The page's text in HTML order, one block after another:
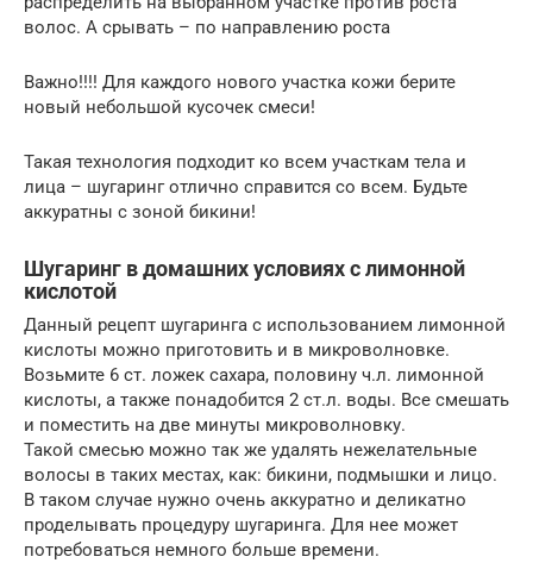
волос. А срывать – по направлению роста
Важно!!!! Для каждого нового участка кожи берите
новый небольшой кусочек смеси!
Такая технология подходит ко всем участкам тела и
лица – шугаринг отлично справится со всем. Будьте
аккуратны с зоной бикини!
Шугаринг в домашних условиях с лимонной
кислотой
Данный рецепт шугаринга с использованием лимонной
кислоты можно приготовить и в микроволновке.
Возьмите 6 ст. ложек сахара, половину ч.л. лимонной
кислоты, а также понадобится 2 ст.л. воды. Все смешать
и поместить на две минуты микроволновку.
Такой смесью можно так же удалять нежелательные
волосы в таких местах, как: бикини, подмышки и лицо.
В таком случае нужно очень аккуратно и деликатно
проделывать процедуру шугаринга. Для нее может
потребоваться немного больше времени.